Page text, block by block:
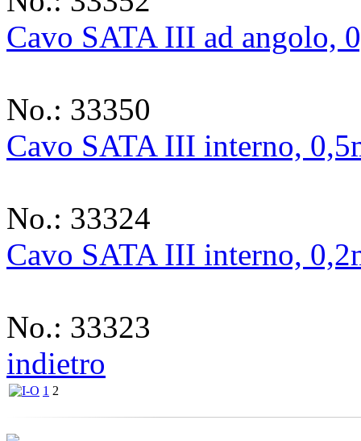
Cavo SATA III ad angolo,
No.: 33350
Cavo SATA III interno,
No.: 33324
Cavo SATA III interno,
No.: 33323
indietro
1 2